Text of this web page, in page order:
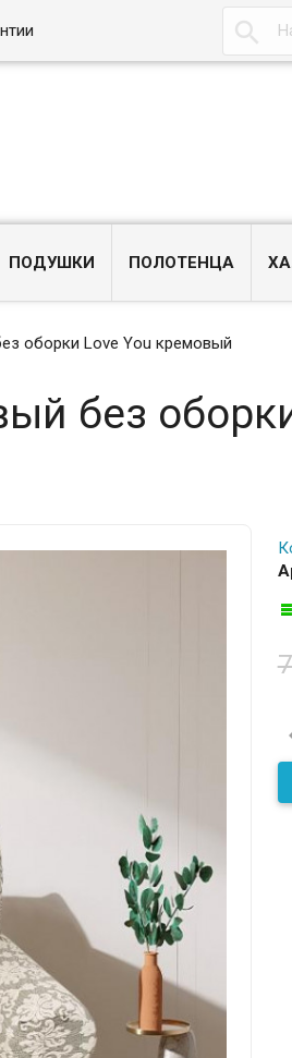

ПОДУШКИ ПОЛОТЕНЦА
оборки Love You кремовый
без